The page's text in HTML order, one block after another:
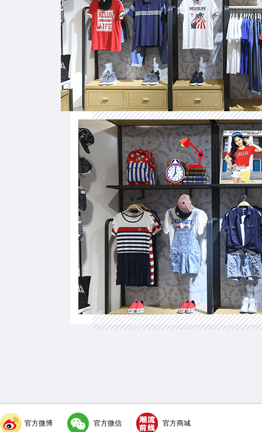
官方微博 官方微信 官方商城